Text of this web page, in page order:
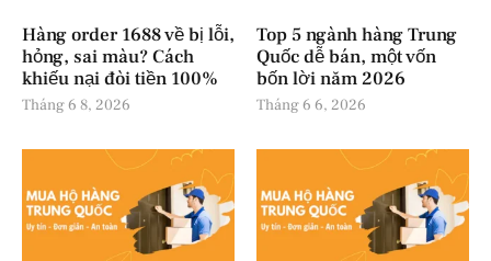
Hàng order 1688 về bị lỗi,
hỏng, sai màu? Cách
khiếu nại đòi tiền 100%
Tháng 6 8, 2026
Top 5 ngành hàng Trung
Quốc dễ bán, một vốn
bốn lời năm 2026
Tháng 6 6, 2026